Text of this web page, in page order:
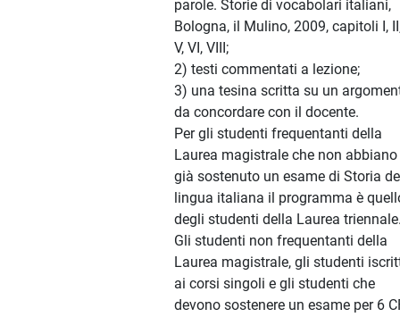
parole. Storie di vocabolari italiani,
Bologna, il Mulino, 2009, capitoli I,
V, VI, VIII;
2) testi commentati a lezione;
3) una tesina scritta su un
da concordare con il docente.
Per gli studenti frequentanti della
Laurea magistrale che non abbiano
già sostenuto un esame di Storia
lingua italiana il programma è
degli studenti della Laurea
Gli studenti non frequentanti della
Laurea magistrale, gli studenti
ai corsi singoli e gli studenti che
devono sostenere un esame per 6